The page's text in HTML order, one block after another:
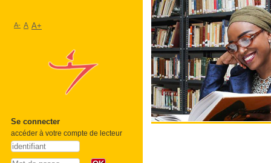
A- A A+
Se connecter
accéder à votre compte de lecteur